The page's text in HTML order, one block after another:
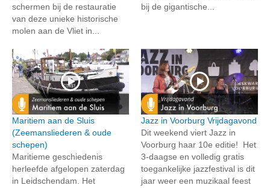
schermen bij de restauratie
van deze unieke historische
molen aan de Vliet in...
bij de gigantische...
Maritiem aan de Sluis
(Zeemansliederen & oude
schepen)
Maritieme geschiedenis
herleefde afgelopen zaterdag
in Leidschendam. Het
Jazz in Voorburg Vrijdagavond
Dit weekend viert Jazz in
Voorburg haar 10e editie! Het
3-daagse en volledig gratis
toegankelijke jazzfestival is dit
jaar weer een muzikaal feest